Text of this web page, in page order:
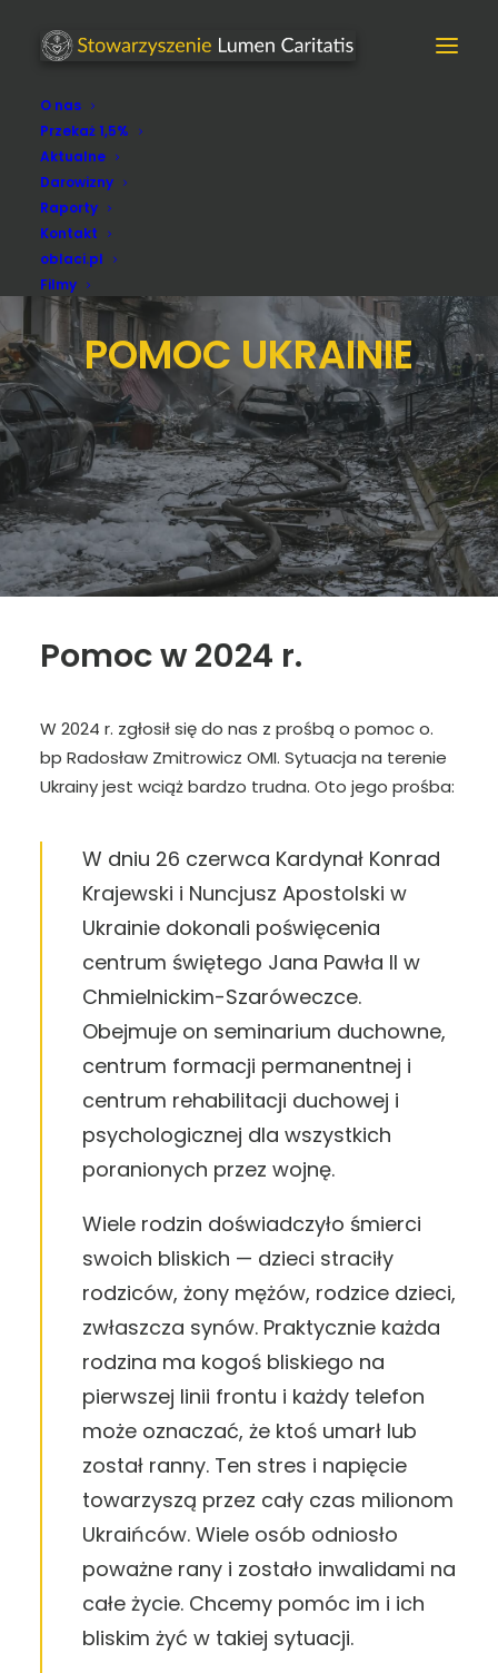
O nas
Przekaż 1,5%
Aktualne
Darowizny
Raporty
Kontakt
oblaci.pl
Filmy
POMOC UKRAINIE
Pomoc w 2024 r.
W 2024 r. zgłosił się do nas z prośbą o pomoc o.
bp Radosław Zmitrowicz OMI. Sytuacja na terenie
Ukrainy jest wciąż bardzo trudna. Oto jego prośba:
W dniu 26 czerwca Kardynał Konrad
Krajewski i Nuncjusz Apostolski w
Ukrainie dokonali poświęcenia
centrum świętego Jana Pawła Il w
Chmielnickim-Szaróweczce.
Obejmuje on seminarium duchowne,
centrum formacji permanentnej i
centrum rehabilitacji duchowej i
psychologicznej dla wszystkich
poranionych przez wojnę.
Wiele rodzin doświadczyło śmierci
swoich bliskich — dzieci straciły
rodziców, żony mężów, rodzice dzieci,
zwłaszcza synów. Praktycznie każda
rodzina ma kogoś bliskiego na
pierwszej linii frontu i każdy telefon
może oznaczać, że ktoś umarł lub
został ranny. Ten stres i napięcie
towarzyszą przez cały czas milionom
Ukraińców. Wiele osób odniosło
poważne rany i zostało inwalidami na
całe życie. Chcemy pomóc im i ich
bliskim żyć w takiej sytuacji.